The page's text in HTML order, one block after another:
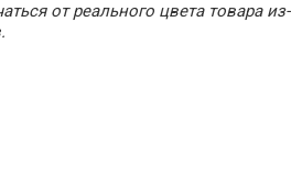
от реального цвета товара из-